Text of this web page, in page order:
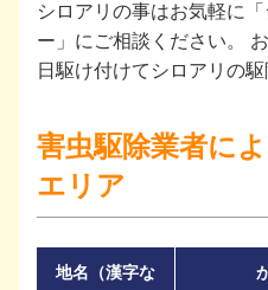
シロアリの事はお気軽に
ー」にご相談ください。
日駆け付けてシロアリの駆
害虫駆除業者に
エリア
地名（漢字な